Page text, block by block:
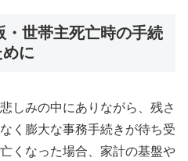
・世帯主死亡時の手続
に
しみの中にありながら、残さ
く膨大な事務手続きが待ち受
くなった場合、家計の基盤や